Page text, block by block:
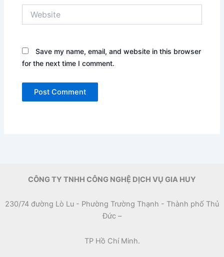
Save my name, email, and website in this browser
for the next time I comment.
CÔNG TY TNHH CÔNG NGHỆ DỊCH VỤ GIA HUY
230/74 đường Lò Lu - Phường Trường Thạnh - Thành phố Thủ
Đức –
TP Hồ Chí Minh.